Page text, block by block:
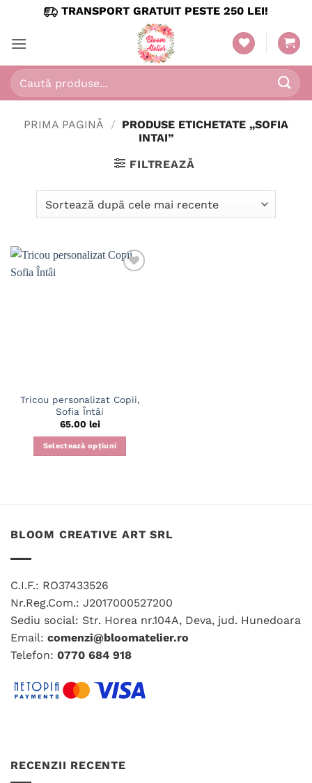
content
TRANSPORT GRATUIT PESTE 250 LEI!
Caută
după:
PRIMA PAGINĂ / PRODUSE ETICHETATE „SOFIA
INTAI”
FILTREAZĂ
Tricou personalizat Copii,
Sofia Întâi
65.00 lei
Selectează opțiuni
variații.
fi
în
pagina
produsului.
BLOOM CREATIVE ART SRL
C.I.F.: RO37433526
Nr.Reg.Com.: J2017000527200
Sediu social: Str. Horea nr.104A, Deva, jud. Hunedoara
Email: comenzi@bloomatelier.ro
Telefon: 0770 684 918
RECENZII RECENTE